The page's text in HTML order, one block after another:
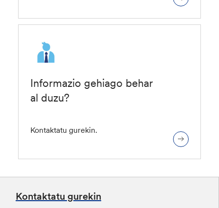
Informazio gehiago behar
al duzu?
Kontaktatu gurekin.
Kontaktatu gurekin